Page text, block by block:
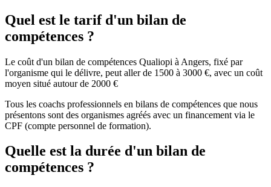
Quel est le tarif d'un bilan de
compétences ?
Le coût d'un bilan de compétences Qualiopi à Angers, fixé par
l'organisme qui le délivre, peut aller de 1500 à 3000 €, avec un coût
moyen situé autour de 2000 €
Tous les coachs professionnels en bilans de compétences que nous
présentons sont des organismes agréés avec un financement via le
CPF (compte personnel de formation).
Quelle est la durée d'un bilan de
compétences ?